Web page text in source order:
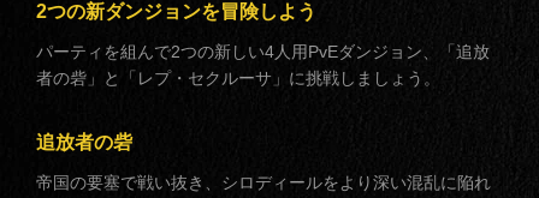
2つの新ダンジョンを冒険しよう
パーティを組んで2つの新しい4人用PvEダンジョン、「追放
者の砦」と「レプ・セクルーサ」に挑戦しましょう。
追放者の砦
帝国の要塞で戦い抜き、シロディールをより深い混乱に陥れ